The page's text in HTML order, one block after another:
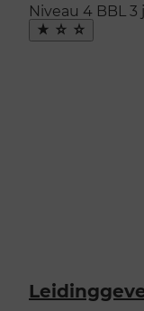
Niveau 4 BBL 3
Maak
favoriet